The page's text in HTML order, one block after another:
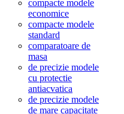
compacte modele
economice
compacte modele
standard
comparatoare de
masa
de precizie modele
cu protectie
antiacvatica
de precizie modele
de mare capacitate